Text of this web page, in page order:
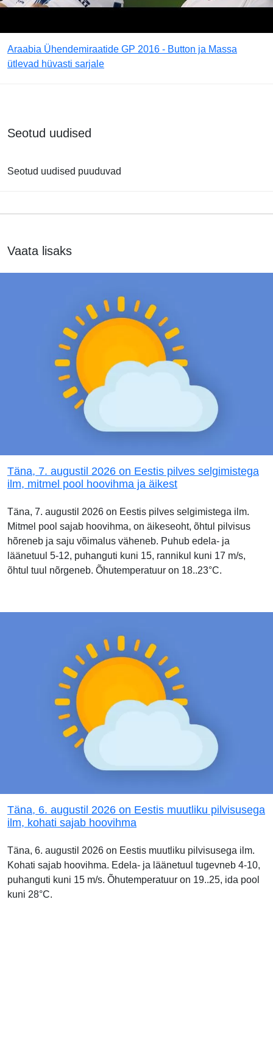
Araabia Ühendemiraatide GP 2016 - Button ja Massa
ütlevad hüvasti sarjale
Seotud uudised
Seotud uudised puuduvad
Vaata lisaks
Täna, 7. augustil 2026 on Eestis pilves selgimistega
ilm, mitmel pool hoovihma ja äikest
Täna, 7. augustil 2026 on Eestis pilves selgimistega ilm.
Mitmel pool sajab hoovihma, on äikeseoht, õhtul pilvisus
hõreneb ja saju võimalus väheneb. Puhub edela- ja
läänetuul 5-12, puhanguti kuni 15, rannikul kuni 17 m/s,
õhtul tuul nõrgeneb. Õhutemperatuur on 18..23°C.
Täna, 6. augustil 2026 on Eestis muutliku pilvisusega
ilm, kohati sajab hoovihma
Täna, 6. augustil 2026 on Eestis muutliku pilvisusega ilm.
Kohati sajab hoovihma. Edela- ja läänetuul tugevneb 4-10,
puhanguti kuni 15 m/s. Õhutemperatuur on 19..25, ida pool
kuni 28°C.